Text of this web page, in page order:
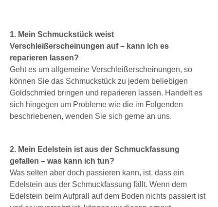
1. Mein Schmuckstück weist
Verschleißerscheinungen auf – kann ich es
reparieren lassen?
Geht es um allgemeine Verschleißerscheinungen, so
können Sie das Schmuckstück zu jedem beliebigen
Goldschmied bringen und reparieren lassen. Handelt es
sich hingegen um Probleme wie die im Folgenden
beschriebenen, wenden Sie sich gerne an uns.
2. Mein Edelstein ist aus der Schmuckfassung
gefallen – was kann ich tun?
Was selten aber doch passieren kann, ist, dass ein
Edelstein aus der Schmuckfassung fällt. Wenn dem
Edelstein beim Aufprall auf dem Boden nichts passiert ist